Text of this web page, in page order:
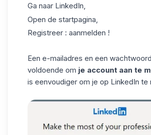
Ga naar LinkedIn,
Open de startpagina,
Registreer : aanmelden !
Een e-mailadres en een
voldoende om je account aan te
is eenvoudiger om je op LinkedIn te